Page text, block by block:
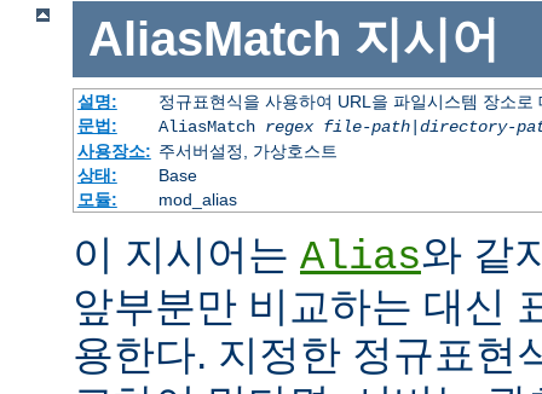
AliasMatch 지시어
설명:
정규표현식을 사용하여 URL을 파일시스템 장소로
문법:
AliasMatch regex file-path| directory-
사용장소: 주서버설정, 가상호스트
상태:
Base
모듈:
mod_alias
이 지시어는 Alias와 같
앞부분만 비교하는 대신
용한다. 지정한 정규표현